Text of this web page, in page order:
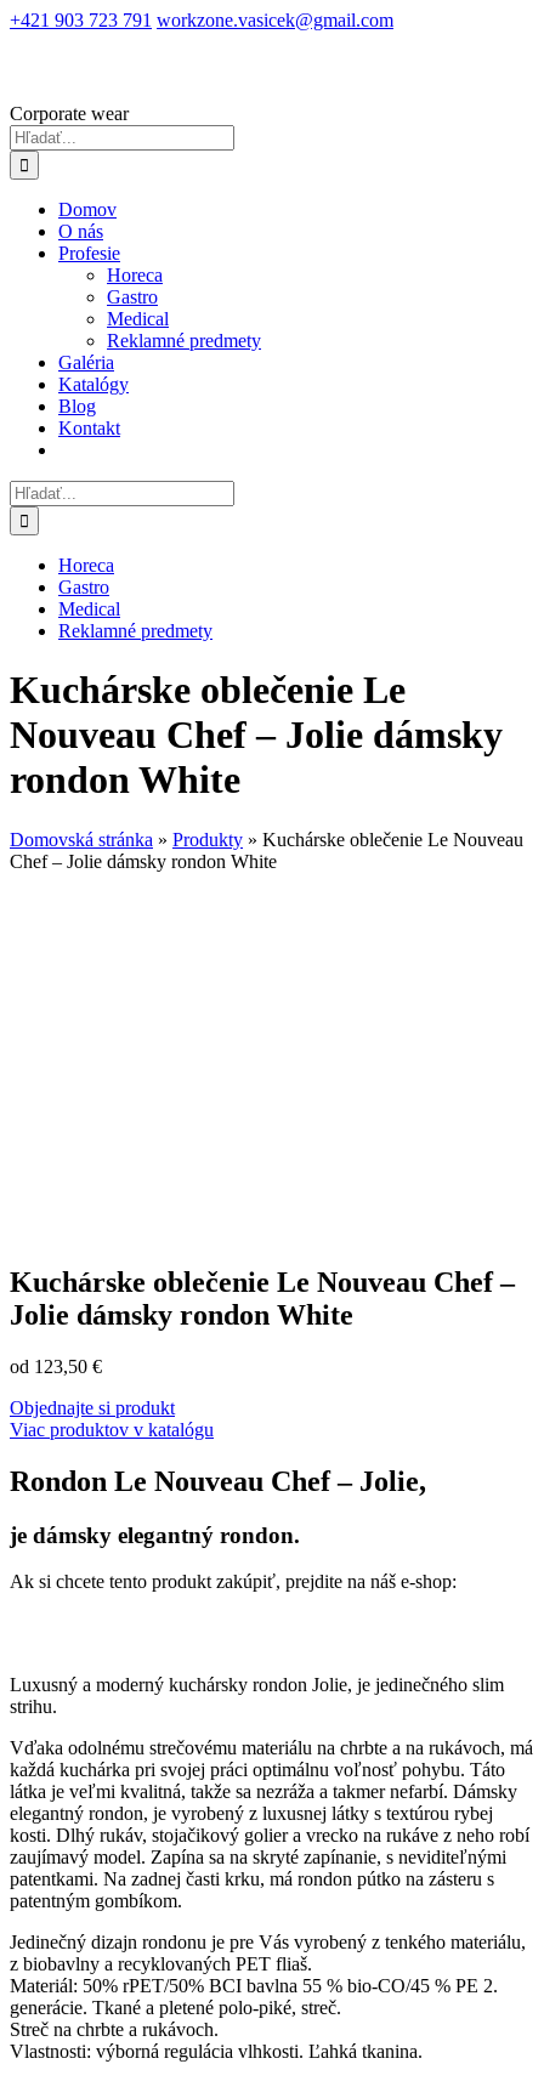
Skip
+421 903 723 791 workzone.vasicek@gmail.com
Corporate wear
Hľadať:
Domov
O nás
Profesie
Horeca
Gastro
Medical
Reklamné predmety
Galéria
Katalógy
Blog
Kontakt
Hľadať:
Horeca
Gastro
Medical
Reklamné predmety
Kuchárske oblečenie Le
Nouveau Chef – Jolie dámsky
rondon White
Domovská stránka » Produkty » Kuchárske oblečenie Le Nouveau
Chef – Jolie dámsky rondon White
Kuchárske oblečenie Le Nouveau Chef –
Jolie dámsky rondon White
od 123,50 €
Objednajte si produkt
Viac produktov v katalógu
Rondon Le Nouveau Chef – Jolie,
je dámsky elegantný rondon.
Ak si chcete tento produkt zakúpiť, prejdite na náš e-shop:
Luxusný a moderný kuchársky rondon Jolie, je jedinečného slim
strihu.
Vďaka odolnému strečovému materiálu na chrbte a na rukávoch, má
každá kuchárka pri svojej práci optimálnu voľnosť pohybu. Táto
látka je veľmi kvalitná, takže sa nezráža a takmer nefarbí. Dámsky
elegantný rondon, je vyrobený z luxusnej látky s textúrou rybej
kosti. Dlhý rukáv, stojačikový golier a vrecko na rukáve z neho robí
zaujímavý model. Zapína sa na skryté zapínanie, s neviditeľnými
patentkami. Na zadnej časti krku, má rondon pútko na zásteru s
patentným gombíkom.
Jedinečný dizajn rondonu je pre Vás vyrobený z tenkého materiálu,
z biobavlny a recyklovaných PET fliaš.
Materiál: 50% rPET/50% BCI bavlna 55 % bio-CO/45 % PE 2.
generácie. Tkané a pletené polo-piké, streč.
Streč na chrbte a rukávoch.
Vlastnosti: výborná regulácia vlhkosti. Ľahká tkanina.